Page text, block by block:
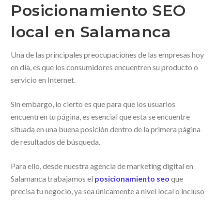
Posicionamiento SEO
local en Salamanca
Una de las principales preocupaciones de las empresas hoy
en día, es que los consumidores encuentren su producto o
servicio en Internet.
Sin embargo, lo cierto es que para que los usuarios
encuentren tu página, es esencial que esta se encuentre
situada en una buena posición dentro de la primera página
de resultados de búsqueda.
Para ello, desde nuestra agencia de marketing digital en
Salamanca trabajamos el posicionamiento seo que
precisa tu negocio, ya sea únicamente a nivel local o incluso